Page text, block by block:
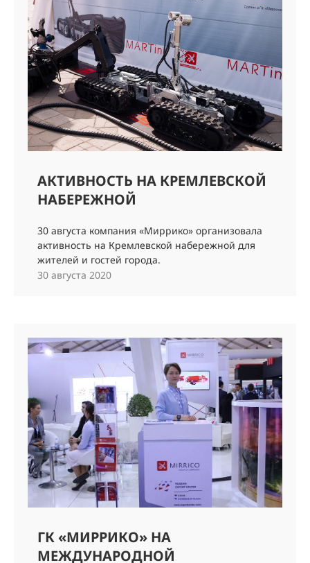
АКТИВНОСТЬ НА КРЕМЛЕВСКОЙ
НАБЕРЕЖНОЙ
30 августа компания «Миррико» организовала
активность на Кремлевской набережной для
жителей и гостей города.
30 августа 2020
ГК «МИРРИКО» НА
МЕЖДУНАРОДНОЙ